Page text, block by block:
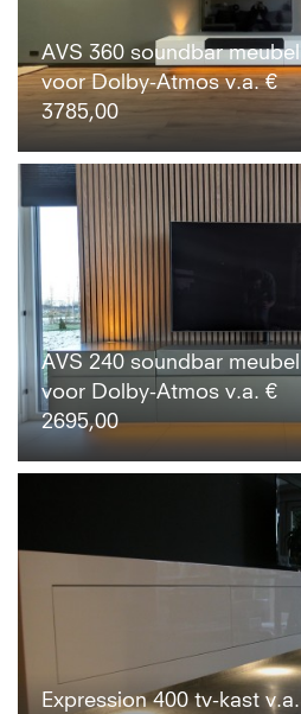
AVS 360 soundbar meubel
voor Dolby-Atmos v.a. €
3785,00
AVS 240 soundbar meubel
voor Dolby-Atmos v.a. €
2695,00
Expression 400 tv-kast